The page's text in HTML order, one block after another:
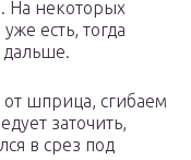
На некоторых
есть, тогда
дальше.
шприца, сгибаем
заточить,
в срез под